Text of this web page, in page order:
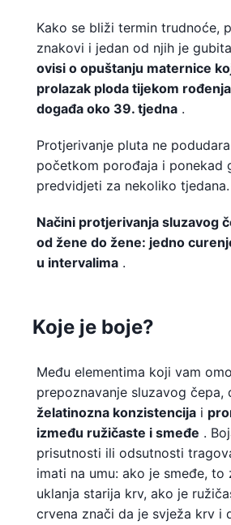
Kako se bliži termin trudnoće,
znakovi i jedan od njih je
ovisi o opuštanju maternice
prolazak ploda tijekom
događa oko 39. tjedna .
Protjerivanje pluta ne
početkom porođaja i ponekad
predvidjeti za nekoliko tjedana.
Načini protjerivanja sluzavog
od žene do žene: jedno
u intervalima .
Koje je boje?
Među elementima koji vam
prepoznavanje sluzavog čepa,
želatinozna konzistencija i
između ružičaste i smeđe .
prisutnosti ili odsutnosti
imati na umu: ako je smeđe, to
uklanja starija krv, ako je
crvena znači da je svježa krv i